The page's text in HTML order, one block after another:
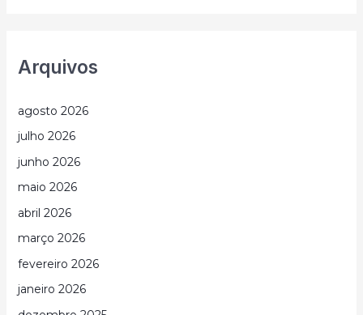
Arquivos
agosto 2026
julho 2026
junho 2026
maio 2026
abril 2026
março 2026
fevereiro 2026
janeiro 2026